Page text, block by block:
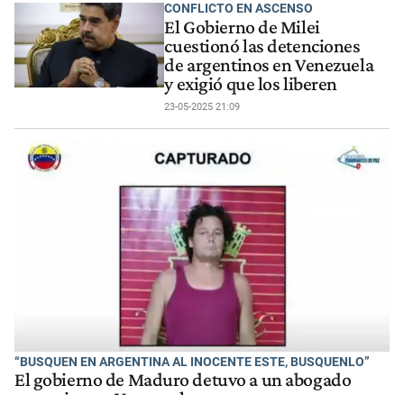
CONFLICTO EN ASCENSO
El Gobierno de Milei
cuestionó las detenciones
de argentinos en Venezuela
y exigió que los liberen
23-05-2025 21:09
“BUSQUEN EN ARGENTINA AL INOCENTE ESTE, BUSQUENLO”
El gobierno de Maduro detuvo a un abogado